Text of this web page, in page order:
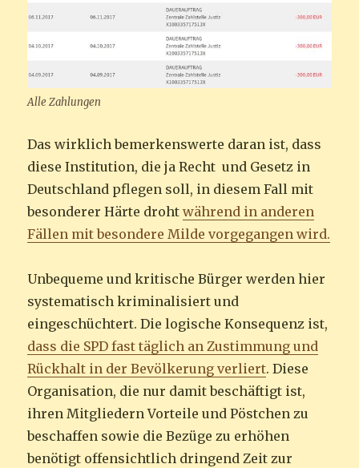
Alle Zahlungen
Das wirklich bemerkenswerte daran ist, dass
diese Institution, die ja Recht und Gesetz in
Deutschland pflegen soll, in diesem Fall mit
besonderer Härte drohtwährend in anderen
Fällen mit besondere Milde vorgegangen wird.
Unbequeme und kritische Bürger werden hier
systematisch kriminalisiert und
eingeschüchtert. Die logische Konsequenz ist,
dass die SPD fast täglich an Zustimmung und
Rückhalt in der Bevölkerung verliert. Diese
Organisation, die nur damit beschäftigt ist,
ihren Mitgliedern Vorteile und Pöstchen zu
beschaffen sowie die Bezüge zu erhöhen
benötigt offensichtlich dringend Zeit zur